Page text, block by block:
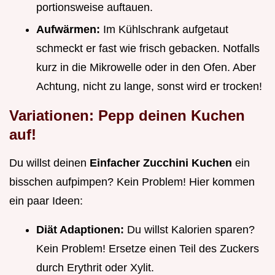
portionsweise auftauen.
Aufwärmen: Im Kühlschrank aufgetaut
schmeckt er fast wie frisch gebacken. Notfalls
kurz in die Mikrowelle oder in den Ofen. Aber
Achtung, nicht zu lange, sonst wird er trocken!
Variationen: Pepp deinen Kuchen
auf!
Du willst deinen Einfacher Zucchini Kuchen ein
bisschen aufpimpen? Kein Problem! Hier kommen
ein paar Ideen:
Diät Adaptionen: Du willst Kalorien sparen?
Kein Problem! Ersetze einen Teil des Zuckers
durch Erythrit oder Xylit.